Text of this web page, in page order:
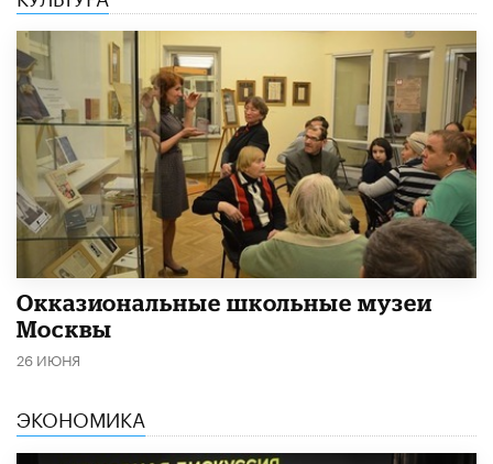
​Окказиональные школьные музеи
Москвы
26 ИЮНЯ
ЭКОНОМИКА